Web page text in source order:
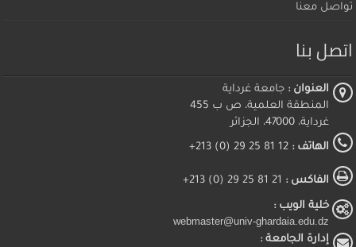
تواصل معنا
اتصل بنا
العنوان : جامعة غرداية
المنطقة العلمية، ص ب 455
غرداية، 47000، الجزائر
الهاتف : 12 81 25 29 (0) 213+
الفاكس :
خلية الويب :
webmaster@univ-ghardaia.edu.dz
إدارة الجامعة :